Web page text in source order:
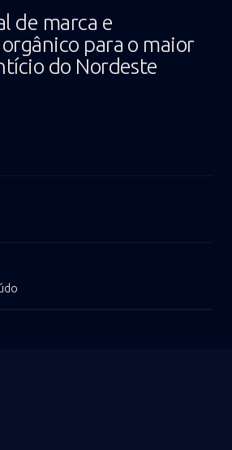
de marca e
para o maior
do Nordeste